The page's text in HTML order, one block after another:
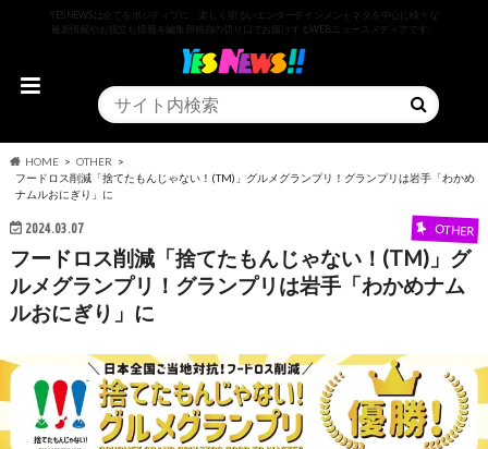
YESNEWSは全てをポジティブに、楽しく明るいエンターテインメントネタを中心に様々な
最新情報やお役立ち情報を編集部独自の切り口でお届けするWEBニュースメディアです。
HOME
OTHER
フードロス削減「捨てたもんじゃない！(TM)」グルメグランプリ！グランプリは岩手「わかめ
ナムルおにぎり」に
2024.03.07 OTHER
フードロス削減「捨てたもんじゃない！(TM)」グ
ルメグランプリ！グランプリは岩手「わかめナム
ルおにぎり」に